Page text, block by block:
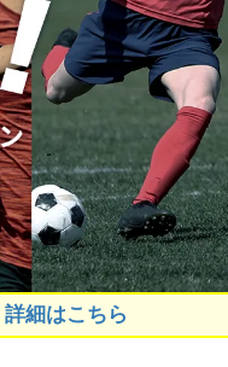
詳細はこちら